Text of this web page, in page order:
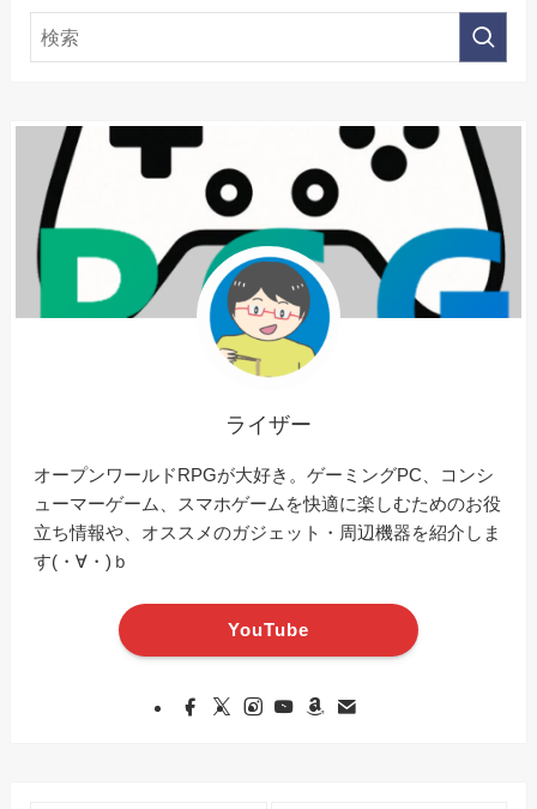
ライザー
オープンワールドRPGが大好き。ゲーミングPC、コンシ
ューマーゲーム、スマホゲームを快適に楽しむためのお役
立ち情報や、オススメのガジェット・周辺機器を紹介しま
す(・∀・)ｂ
YouTube